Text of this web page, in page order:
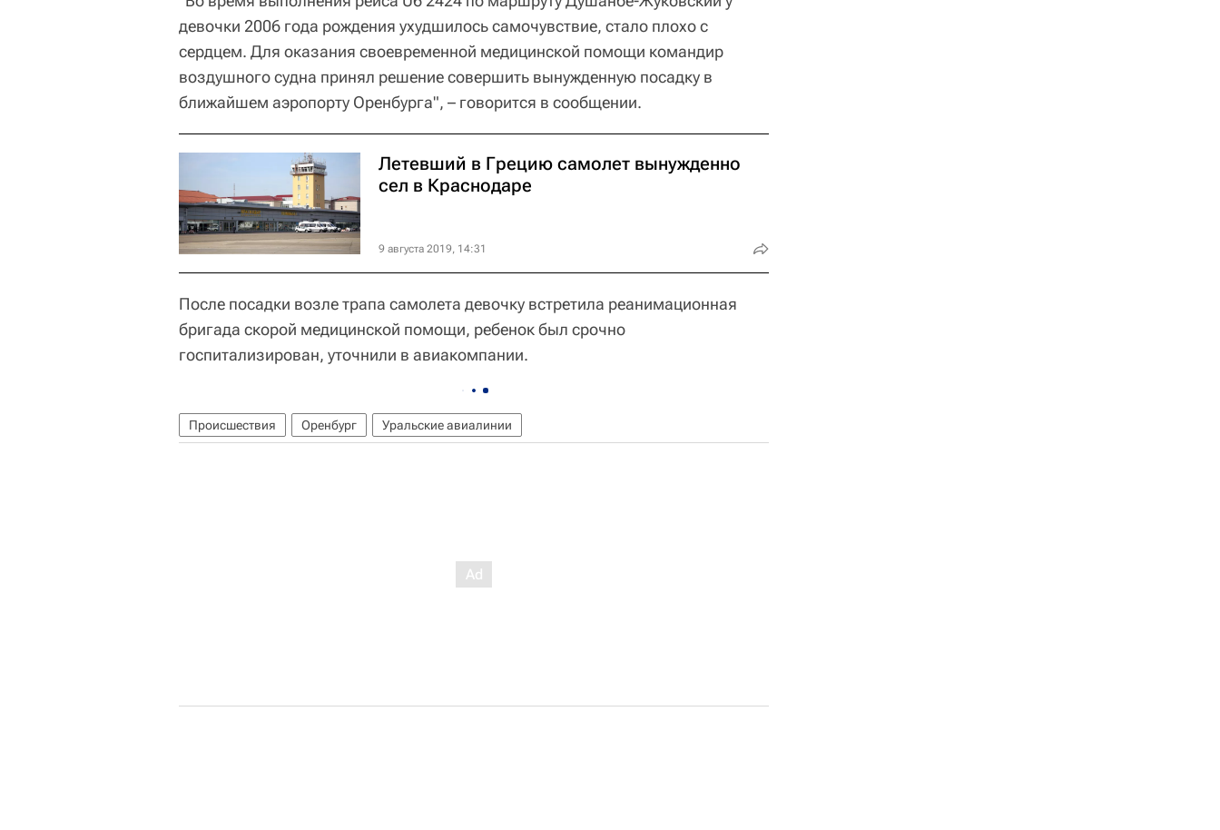
девочки 2006 года рождения ухудшилось самочувствие, стало плохо с
сердцем. Для оказания своевременной медицинской помощи командир
воздушного судна принял решение совершить вынужденную посадку в
ближайшем аэропорту Оренбурга", – говорится в сообщении.
Летевший в Грецию самолет вынужденно
сел в Краснодаре
9 августа 2019, 14:31
После посадки возле трапа самолета девочку встретила реанимационная
бригада скорой медицинской помощи, ребенок был срочно
госпитализирован, уточнили в авиакомпании.
Происшествия Оренбург Уральские авиалинии